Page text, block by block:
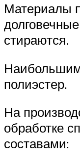
Материалы
стираются.
Наибольшим
полиэстер.
На
обработке
составами: